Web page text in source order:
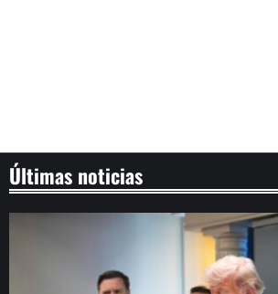
Últimas noticias